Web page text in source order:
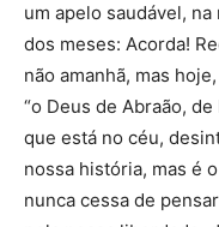
um apelo saudável,
dos meses: Acorda!
não amanhã, mas
“o Deus de Abraão,
que está no céu,
nossa história, mas é
nunca cessa de